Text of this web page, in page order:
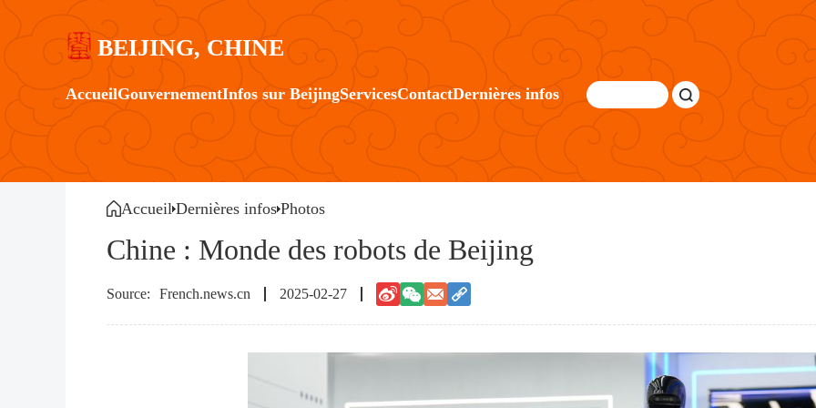
BEIJING, CHINE
AccueilGouvernementInfos sur BeijingServicesContactDernières infos
Accueil Dernières infos Photos
Chine : Monde des robots de Beijing
French.news.cn 2025-02-27